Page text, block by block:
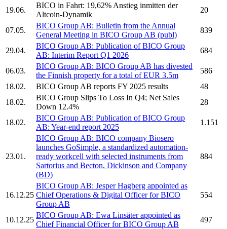
19.06.
BICO in Fahrt: 19,62% Anstieg inmitten der
Altcoin-Dynamik
20
07.05.
BICO Group AB: Bulletin from the Annual
General Meeting in BICO Group AB (publ)
839
29.04.
BICO Group AB: Publication ofBICO Group
AB: Interim Report Q1 2026
684
06.03.
BICO Group AB: BICO Group AB has divested
the Finnish property for a total of EUR 3.5m
586
18.02.
BICO Group AB reports FY 2025 results
48
18.02.
BICO Group Slips To Loss In Q4; Net Sales
Down 12.4%
28
18.02.
BICO Group AB: Publication ofBICO Group
AB: Year-end report 2025
1.151
23.01.
BICO Group AB: BICO company Biosero
launches GoSimple, a standardized automation-
ready workcell with selected instruments from
Sartorius and Becton, Dickinson and Company
(BD)
884
16.12.25
BICO Group AB: Jesper Hagberg appointed as
Chief Operations & Digital Officer forBICO
Group AB
554
10.12.25
BICO Group AB: Ewa Linsäter appointed as
Chief Financial Officer forBICO Group AB
497